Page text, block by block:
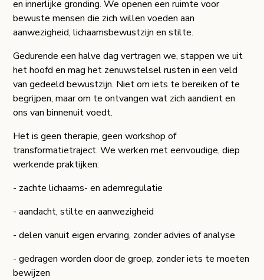
en innerlijke gronding. We openen een ruimte voor
bewuste mensen die zich willen voeden aan
aanwezigheid, lichaamsbewustzijn en stilte.
Gedurende een halve dag vertragen we, stappen we uit
het hoofd en mag het zenuwstelsel rusten in een veld
van gedeeld bewustzijn. Niet om iets te bereiken of te
begrijpen, maar om te ontvangen wat zich aandient en
ons van binnenuit voedt.
Het is geen therapie, geen workshop of
transformatietraject. We werken met eenvoudige, diep
werkende praktijken:
- zachte lichaams- en ademregulatie
- aandacht, stilte en aanwezigheid
- delen vanuit eigen ervaring, zonder advies of analyse
- gedragen worden door de groep, zonder iets te moeten
bewijzen